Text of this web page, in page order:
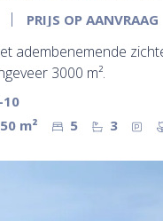
PRIJS OP AANVRAAG
adembenemende
3000 m².
10
m² 5 3